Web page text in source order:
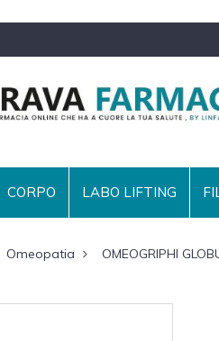
CORPO LABO LIFTING
Omeopatia OMEOGRIPHI